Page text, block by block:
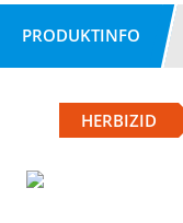
PRODUKTINFO
HERBIZID